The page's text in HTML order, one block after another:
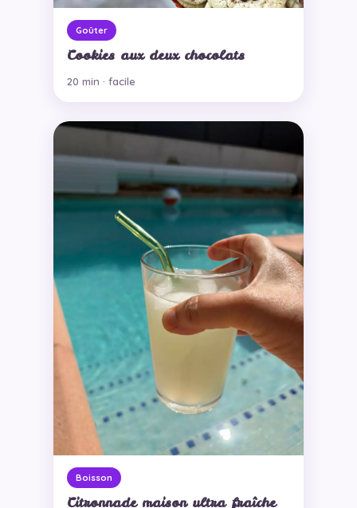
Goûter
Cookies aux deux chocolats
20 min · facile
Boisson
Citronnade maison ultra fraîche